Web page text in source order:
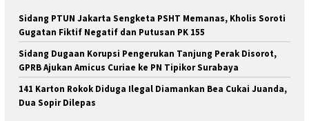
Sidang PTUN Jakarta Sengketa PSHT Memanas, Kholis Soroti
Gugatan Fiktif Negatif dan Putusan PK 155
Sidang Dugaan Korupsi Pengerukan Tanjung Perak Disorot,
GPRB Ajukan Amicus Curiae ke PN Tipikor Surabaya
141 Karton Rokok Diduga Ilegal Diamankan Bea Cukai Juanda,
Dua Sopir Dilepas